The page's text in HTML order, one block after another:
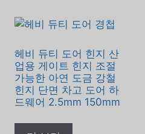
헤비 듀티 도어 힌지 산
업용 게이트 힌지 조절
가능한 아연 도금 강철
힌지 단면 차고 도어 하
드웨어 2.5mm 150mm